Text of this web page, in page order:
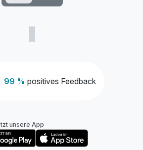
99 % positives Feedback
unsere App